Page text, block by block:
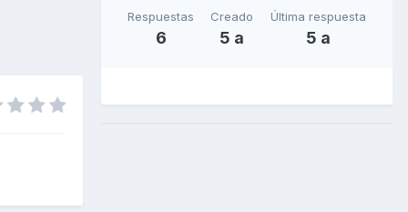
Respuestas
6
Creado
5 a
Última respuesta
5 a